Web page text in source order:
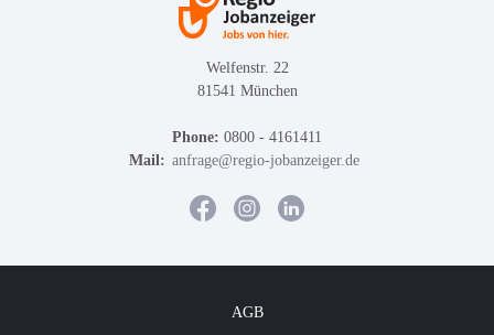
Welfenstr. 22
81541 München
Phone: 0800 - 4161411
Mail: anfrage@regio-jobanzeiger.de
AGB